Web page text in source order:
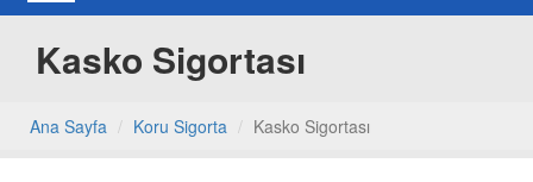
Kasko Sigortası
Ana Sayfa Koru Sigorta Kasko Sigortası